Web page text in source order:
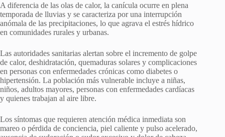
A diferencia de las olas de calor, la canícula ocurre en plena
temporada de lluvias y se caracteriza por una interrupción
anómala de las precipitaciones, lo que agrava el estrés hídrico
en comunidades rurales y urbanas.
Las autoridades sanitarias alertan sobre el incremento de golpe
de calor, deshidratación, quemaduras solares y complicaciones
en personas con enfermedades crónicas como diabetes o
hipertensión. La población más vulnerable incluye a niñas,
niños, adultos mayores, personas con enfermedades cardíacas
y quienes trabajan al aire libre.
Los síntomas que requieren atención médica inmediata son
mareo o pérdida de conciencia, piel caliente y pulso acelerado,